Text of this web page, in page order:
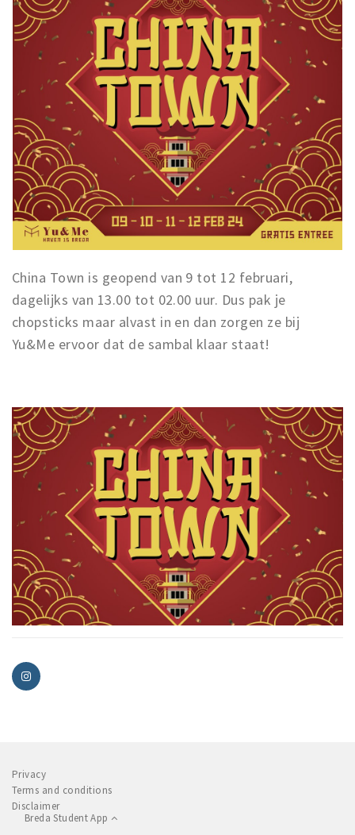
SportS
News
Agenda
Sights
Museums, theatres & stages
Trips & activities
Student routes
Nature
Party pics
Restaurants
Recreation
Shops
Parking
Sign in
China Town is geopend van 9 tot 12 februari,
dagelijks van 13.00 tot 02.00 uur. Dus pak je
chopsticks maar alvast in en dan zorgen ze bij
Yu&Me ervoor dat de sambal klaar staat!
Privacy
Terms and conditions
Disclaimer
Breda Student App